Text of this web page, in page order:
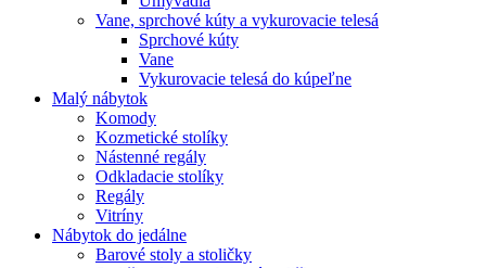
Vane, sprchové kúty a vykurovacie telesá
Sprchové kúty
Vane
Vykurovacie telesá do kúpeľne
Malý nábytok
Komody
Kozmetické stolíky
Nástenné regály
Odkladacie stolíky
Regály
Vitríny
Nábytok do jedálne
Barové stoly a stoličky